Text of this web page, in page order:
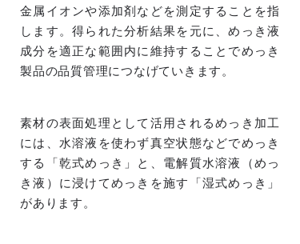
金属イオンや添加剤などを測定することを指
します。得られた分析結果を元に、めっき液
成分を適正な範囲内に維持することでめっき
製品の品質管理につなげていきます。
素材の表面処理として活用されるめっき加工
には、水溶液を使わず真空状態などでめっき
する「乾式めっき」と、電解質水溶液（めっ
き液）に浸けてめっきを施す「湿式めっき」
があります。